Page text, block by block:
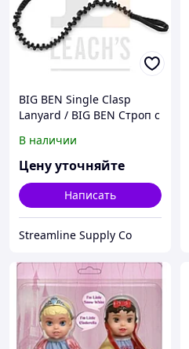
BIG BEN Single Clasp
Lanyard / BIG BEN Строп с
В наличии
Цену уточняйте
Написать
Streamline Supply Co